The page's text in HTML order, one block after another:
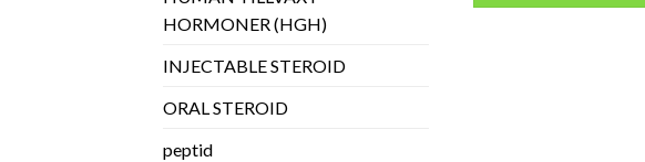
HORMONER (HGH)
INJECTABLE STEROID
ORAL STEROID
peptid